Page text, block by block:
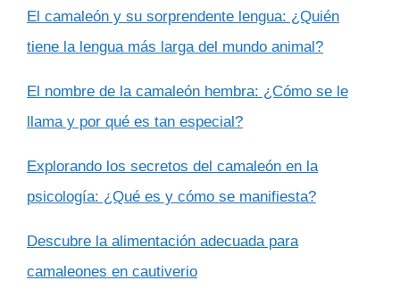
El camaleón y su sorprendente lengua: ¿Quién
tiene la lengua más larga del mundo animal?
El nombre de la camaleón hembra: ¿Cómo se le
llama y por qué es tan especial?
Explorando los secretos del camaleón en la
psicología: ¿Qué es y cómo se manifiesta?
Descubre la alimentación adecuada para
camaleones en cautiverio